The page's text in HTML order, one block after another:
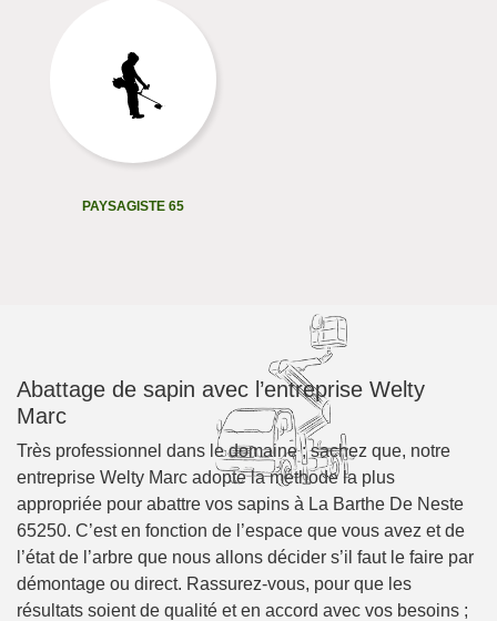
PAYSAGISTE 65
Abattage de sapin avec l’entreprise Welty
Marc
Très professionnel dans le domaine ; sachez que, notre
entreprise Welty Marc adopte la méthode la plus
appropriée pour abattre vos sapins à La Barthe De Neste
65250. C’est en fonction de l’espace que vous avez et de
l’état de l’arbre que nous allons décider s’il faut le faire par
démontage ou direct. Rassurez-vous, pour que les
résultats soient de qualité et en accord avec vos besoins ;